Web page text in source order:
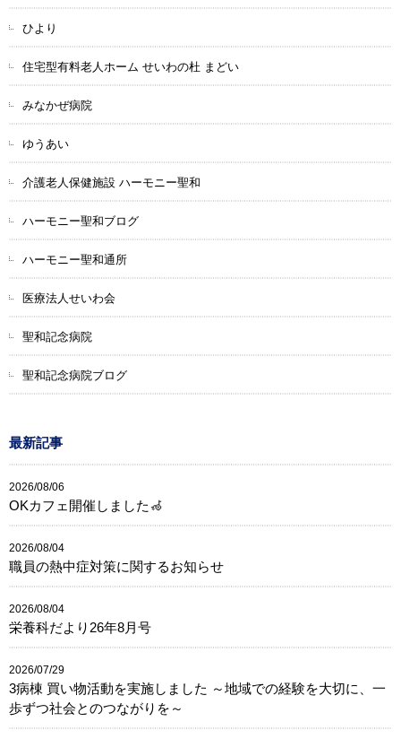
ひより
住宅型有料老人ホーム せいわの杜 まどい
みなかぜ病院
ゆうあい
介護老人保健施設 ハーモニー聖和
ハーモニー聖和ブログ
ハーモニー聖和通所
医療法人せいわ会
聖和記念病院
聖和記念病院ブログ
最新記事
2026/08/06
OKカフェ開催しました🦽
2026/08/04
職員の熱中症対策に関するお知らせ
2026/08/04
栄養科だより26年8月号
2026/07/29
3病棟 買い物活動を実施しました ～地域での経験を大切に、一
歩ずつ社会とのつながりを～